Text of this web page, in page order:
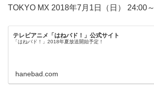
TOKYO MX 2018年7月1日（日） 24:00～
テレビアニメ「はねバド！」公式サイト
「はねバド！」2018年夏放送開始予定！
hanebad.com